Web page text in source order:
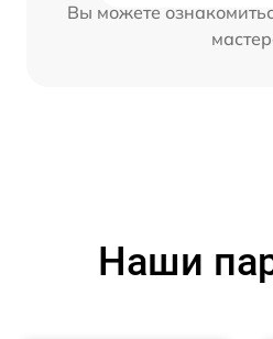
Вы можете
Наши